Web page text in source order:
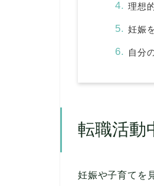
理想
妊娠
自分
転職活動
妊娠や子育てを